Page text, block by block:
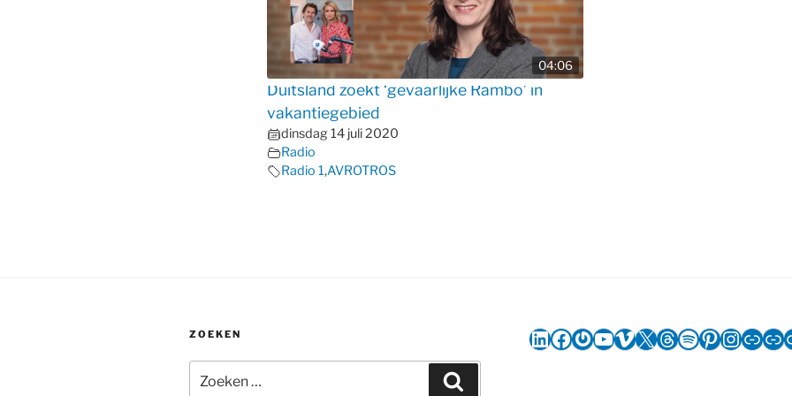
04:06
Duitsland zoekt ‘gevaarlijke Rambo’ in
vakantiegebied
dinsdag 14 juli 2020
Radio
Radio 1,AVROTROS
ZOEKEN
naar:
LinkedIn
Facebook
Gravatar
YouTube
Vimeo
X Threads
Spotify
Pinterest
Link